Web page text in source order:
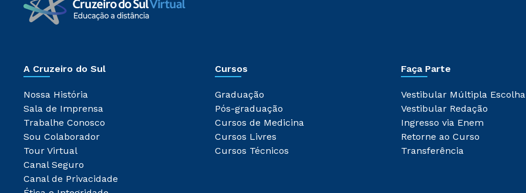
A Cruzeiro do Sul
Nossa História
Sala de Imprensa
Trabalhe Conosco
Sou Colaborador
Tour Virtual
Canal Seguro
Canal de Privacidade
Cursos
Graduação
Pós-graduação
Cursos de Medicina
Cursos Livres
Cursos Técnicos
Faça Parte
Vestibular Múltipla Escolha
Vestibular Redação
Ingresso via Enem
Retorne ao Curso
Transferência